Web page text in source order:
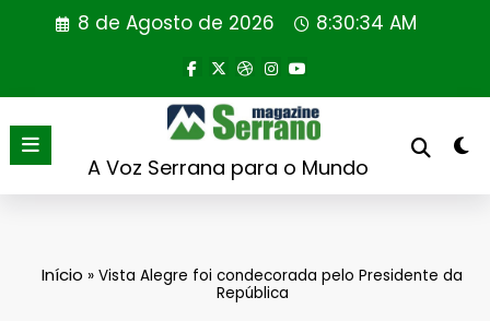
8 de Agosto de 2026 8:30:34 AM
A Voz Serrana para o Mundo
Início »Vista Alegre foi condecorada pelo Presidente da
República